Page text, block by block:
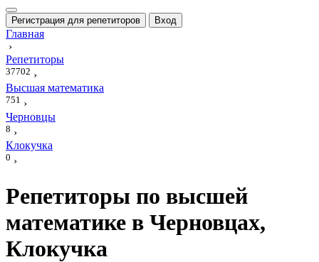
Регистрация для репетиторов Вход
Главная
›
Репетиторы
37702 ›
Высшая математика
751 ›
Черновцы
8 ›
Клокучка
0 ›
Репетиторы по высшей
математике в Черновцах,
Клокучка